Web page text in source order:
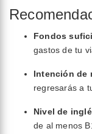
Fondos
gastos de tu
Intención de
regresarás a
Nivel de
de al menos